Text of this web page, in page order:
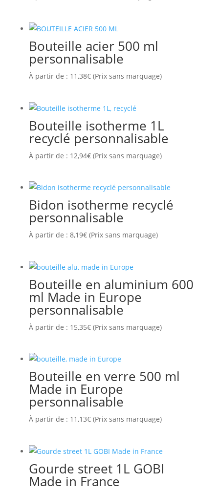
Bouteille acier 500 ml
personnalisable
À partir de : 11,38€(Prix sans marquage)
Bouteille isotherme 1L
recyclé personnalisable
À partir de : 12,94€(Prix sans marquage)
Bidon isotherme recyclé
personnalisable
À partir de : 8,19€(Prix sans marquage)
Bouteille en aluminium 600
ml Made in Europe
personnalisable
À partir de : 15,35€(Prix sans marquage)
Bouteille en verre 500 ml
Made in Europe
personnalisable
À partir de : 11,13€(Prix sans marquage)
Gourde street 1L GOBI
Made in France